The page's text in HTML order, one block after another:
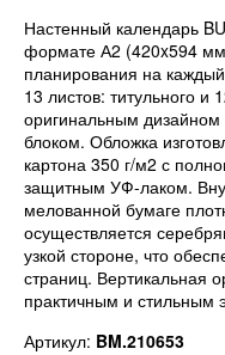
Настенный календарь
формате А2 (420x594
планирования на
13 листов: титульного и
оригинальным
блоком. Обложка
картона 350 г/м2 с
защитным УФ-лаком.
мелованной бумаге
осуществляется
узкой стороне, что
страниц. Вертикальная
практичным и стильным
Артикул: BM.210653